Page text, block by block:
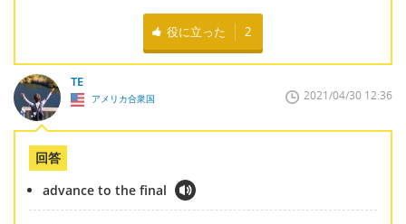
役に立った 2
TE
アメリカ合衆国 2021/04/30 12:36
回答
advance to the final